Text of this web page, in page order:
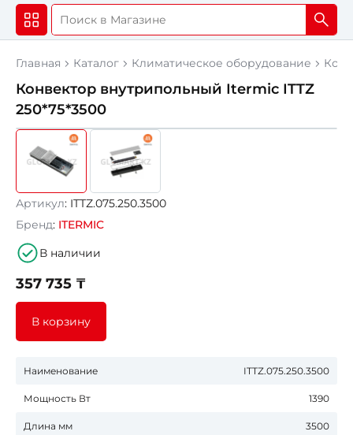
Главная Каталог Климатическое оборудование
Конвектор внутрипольный Itermic ITTZ
250*75*3500
Артикул: ITTZ.075.250.3500
Бренд: ITERMIC
В наличии
357 735 ₸
В корзину
Наименование ITTZ.075.250.3500
Мощность Вт 1390
Длина мм 3500